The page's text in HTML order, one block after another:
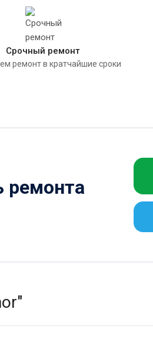
Срочный ремонт
ремонт в кратчайшие сроки
ремонта